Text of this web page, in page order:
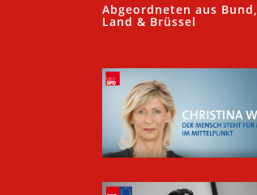
Abgeordneten aus Bund,
Land & Brüssel